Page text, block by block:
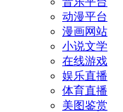
动漫平台
漫画网站
小说文学
在线游戏
娱乐直播
体育直播
美图鉴赏